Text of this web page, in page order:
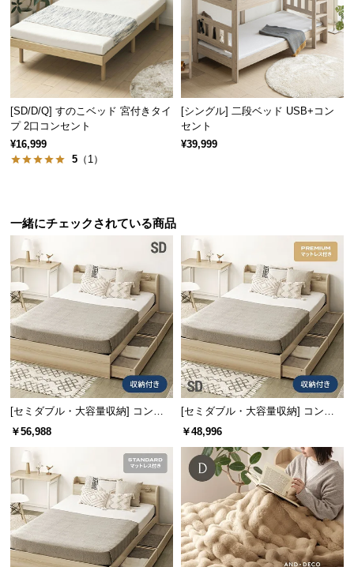
約
に
つ
い
て
ー
お
知
ら
せ
ブ
ロ
グ
企
業
情
報
[SD/D/Q] すのこベッド 宮付きタイ
プ 2口コンセント
¥16,999
5 （1）
[シングル] 二段ベッド USB+コン
セント
¥39,999
一緒にチェックされている商品
[セミダブル・大容量収納] コンセ
ント機能付きベッド 超極厚マット
￥56,988
[セミダブル・大容量収納] コンセ
ント機能付きベッド プレミアムマ
￥48,996